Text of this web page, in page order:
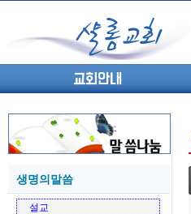
교회안내
생명의말씀
설교